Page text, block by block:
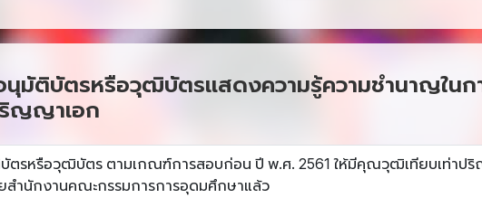
นุมัติบัตรหรือวุฒิบัตรแสดงความรู้ความชำนาญในก
ญญาเอก
บัตรหรือวุฒิบัตร ตามเกณฑ์การสอบก่อน ปี พ.ศ. 2561 ให้มีคุณวุฒิเทียบเท่าป
สำนักงานคณะกรรมการการอุดมศึกษาแล้ว